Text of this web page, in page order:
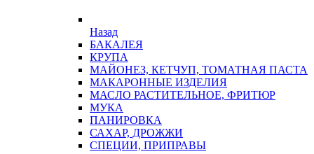
Назад
БАКАЛЕЯ
КРУПА
МАЙОНЕЗ, КЕТЧУП, ТОМАТНАЯ ПАСТА
МАКАРОННЫЕ ИЗДЕЛИЯ
МАСЛО РАСТИТЕЛЬНОЕ, ФРИТЮР
МУКА
ПАНИРОВКА
САХАР, ДРОЖЖИ
СПЕЦИИ, ПРИПРАВЫ